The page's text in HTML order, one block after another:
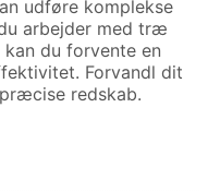
udføre komplekse
arbejder med træ
du forvente en
Forvandl dit
redskab.